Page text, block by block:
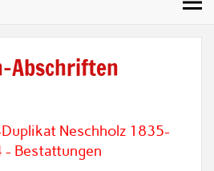
Abschriften
Neschholz 1835-
- Bestattungen